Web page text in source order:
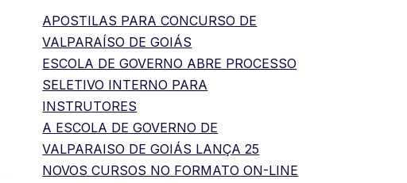
APOSTILAS PARA CONCURSO DE
VALPARAÍSO DE GOIÁS
ESCOLA DE GOVERNO ABRE PROCESSO
SELETIVO INTERNO PARA
INSTRUTORES
A ESCOLA DE GOVERNO DE
VALPARAISO DE GOIÁS LANÇA 25
NOVOS CURSOS NO FORMATO ON-LINE